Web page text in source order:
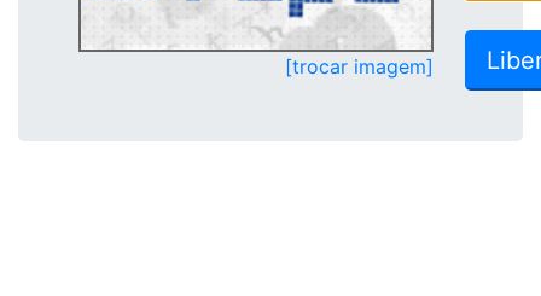
[trocar imagem]